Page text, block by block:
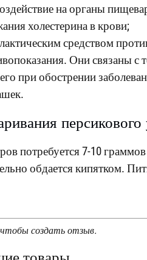
на органы
холестерина в крови;
средством
Они связаны
при обострении
персикового
потребуется 7-10
обдается кипятком.
создать отзыв.